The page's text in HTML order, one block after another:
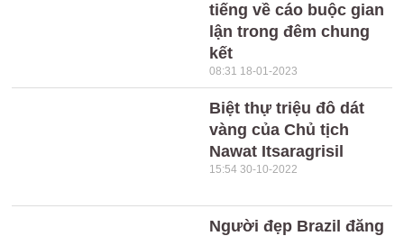
tiếng về cáo buộc gian
lận trong đêm chung
kết
08:31 18-01-2023
Biệt thự triệu đô dát
vàng của Chủ tịch
Nawat Itsaragrisil
15:54 30-10-2022
Người đẹp Brazil đăng